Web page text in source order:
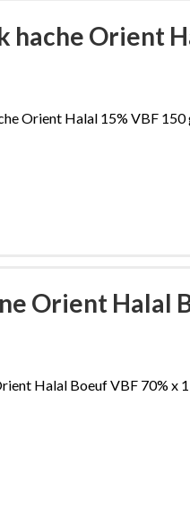
hache Orient
Orient Halal 15% VBF 150
Orient Halal
Halal Boeuf VBF 70% x